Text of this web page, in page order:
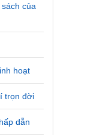
của
hoạt
trọn đời
dẫn